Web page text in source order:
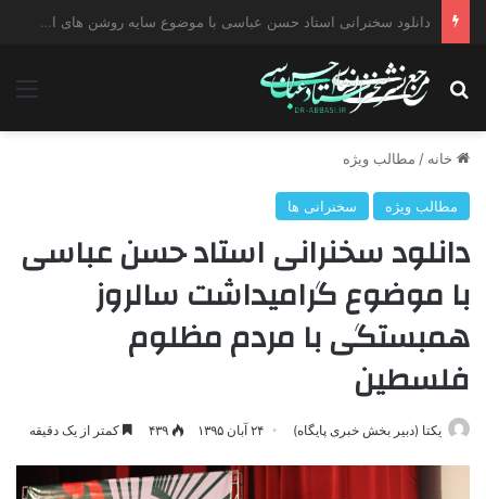
دانلود سخنرانی استاد حسن عباسی با موضوع چهار انتخاب ۱۴۰۰
جستجو برای
خانه / مطالب ویژه
مطالب ویژه سخنرانی ها
دانلود سخنرانی استاد حسن عباسی
با موضوع گرامیداشت سالروز
همبستگی با مردم مظلوم
فلسطین
یکتا (دبیر بخش خبری پایگاه) ۲۴ آبان ۱۳۹۵ ۴۳۹ کمتر از یک دقیقه